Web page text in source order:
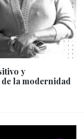
y
la modernidad